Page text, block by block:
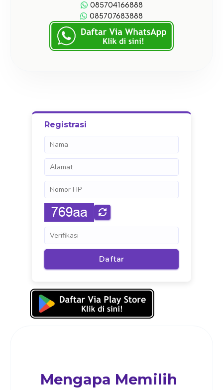
085704166888
085707683888
Registrasi
Mengapa Memilih